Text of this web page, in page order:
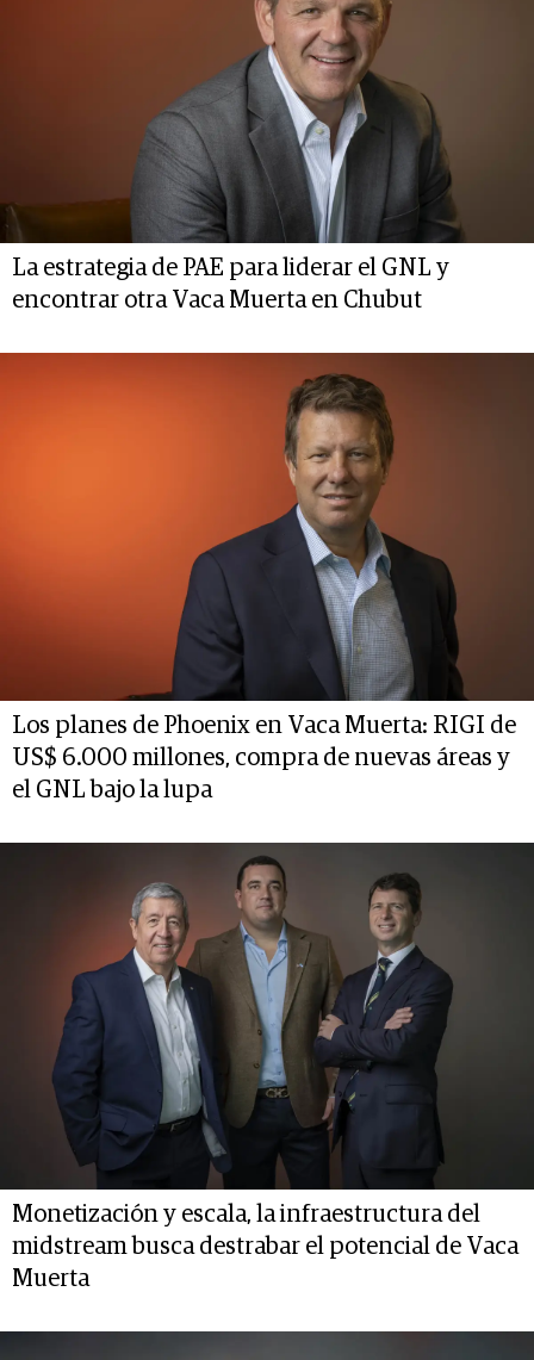
La estrategia de PAE para liderar el GNL y
encontrar otra Vaca Muerta en Chubut
Los planes de Phoenix en Vaca Muerta: RIGI de
US$ 6.000 millones, compra de nuevas áreas y
el GNL bajo la lupa
Monetización y escala, la infraestructura del
midstream busca destrabar el potencial de Vaca
Muerta